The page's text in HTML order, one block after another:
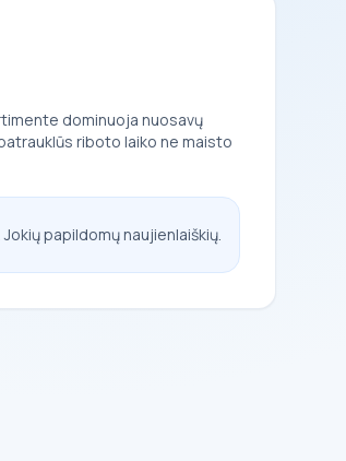
dominuoja nuosavų
riboto laiko ne maisto
papildomų naujienlaiškių.